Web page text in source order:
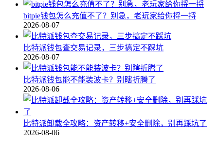
bitpie钱包怎么充值不了？别急，老玩家给你捋一捋
2026-08-07
比特派钱包查交易记录，三步搞定不踩坑
2026-08-07
比特派钱包能不能装波卡？别瞎折腾了
2026-08-06
比特派卸载全攻略：资产转移+安全删除，别再踩坑了
2026-08-06